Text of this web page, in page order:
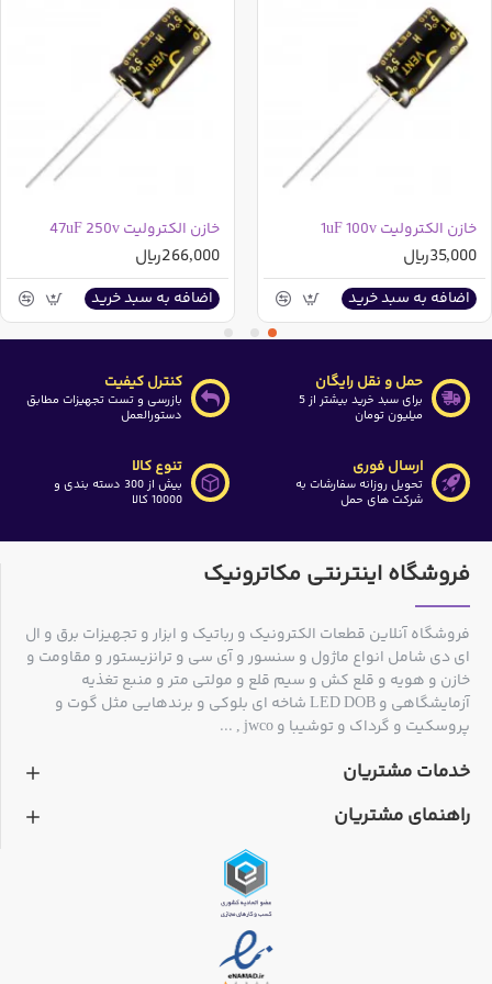
خازن های الکترولیت شوید و سپس توسط فیلتری که در سمت
راست وجود دارد(بعد از ورود به دسته بندی خازن های
الکترولیت ظاهر خواهد شد) خازن مورد نیاز خود را مشاهده
خازن الکترولیت 1uF 100v
35,000ریال
اضافه به سبد خرید
خازن الکترولیت 47uF 250v
266,000ریال
اضافه به سبد خرید
حمل و نقل رایگان
برای سبد خرید بیشتر از 5
میلیون تومان
کنترل کیفیت
بازرسی و تست تجهیزات مطابق
دستورالعمل
ارسال فوری
تحویل روزانه سفارشات به
شرکت های حمل
تنوع کالا
بیش از 300 دسته بندی و
10000 کالا
فروشگاه اینترنتی مکاترونیک
فروشگاه آنلاین قطعات الکترونیک و رباتیک و ابزار و تجهیزات برق و ال
ای دی شامل انواع ماژول و سنسور و آی سی و ترانزیستور و مقاومت و
خازن و هویه و قلع کش و سیم قلع و مولتی متر و منبع تغذیه
آزمایشگاهی و LED DOB شاخه ای بلوکی و برندهایی مثل گوت و
پروسکیت و گرداک و توشیبا و jwco , ...
خدمات مشتریان
راهنمای مشتریان